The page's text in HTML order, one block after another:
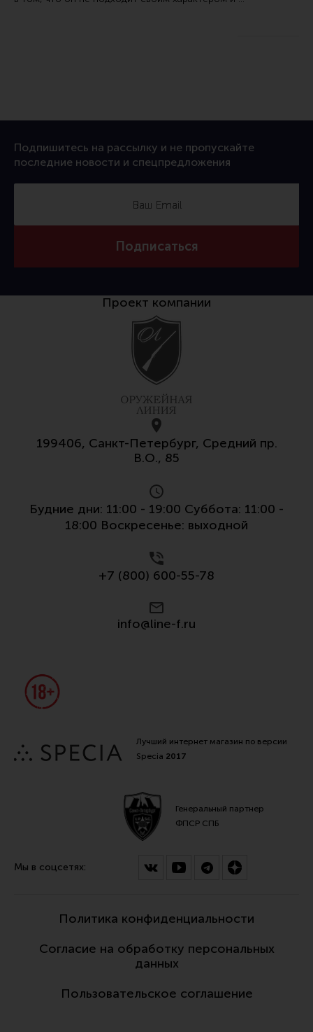
Подпишитесь на рассылку и не пропускайте
последние новости и спецпредложения
Подписаться
Проект компании
199406, Санкт-Петербург, Средний пр.
В.О., 85
Будние дни: 11:00 - 19:00 Суббота: 11:00 -
18:00 Воскресенье: выходной
+7 (800) 600-55-78
info@line-f.ru
Лучший интернет магазин по версии
Specia 2017
Генеральный партнер
ФПСР СПБ
Мы в соцсетях:
Политика конфиденциальности
Согласие на обработку персональных
данных
Пользовательское соглашение